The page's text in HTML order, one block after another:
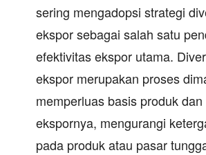
sering mengadopsi strategi
ekspor sebagai salah satu
efektivitas ekspor utama.
ekspor merupakan proses
memperluas basis produk
ekspornya, mengurangi
pada produk atau pasar